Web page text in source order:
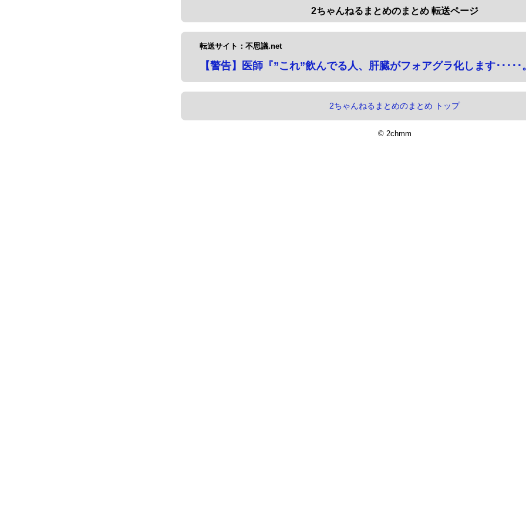
2ちゃんねるまとめのまとめ 転送ページ
転送サイト：不思議.net
【警告】医師『”これ”飲んでる人、肝臓がフォアグラ化します････
2ちゃんねるまとめのまとめ トップ
© 2chmm